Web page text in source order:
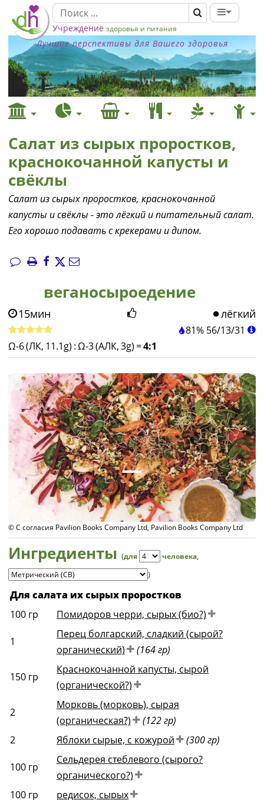
Учреждение здоровья и питания
Лучшие перспективы для Вашего здоровья
Салат из сырых проростков,
краснокочанной капусты и
свёклы
Салат из сырых проростков, краснокочанной
капусты и свёклы - это лёгкий и питательный салат.
Его хорошо подавать с крекерами и дипом.
веганосыроедение
15мин лёгкий
81% 56/13/31
Ω-6 (ЛК, 11.1g) :Ω-3 (АЛК, 3g) =4:1
© С согласия Pavilion Books Company Ltd, Pavilion Books Company Ltd
Ингредиенты (для человека,
)
Для салата их сырых проростков
100 гр Помидоров черри, сырых (био?)
1
Перец болгарский, сладкий (сырой?
органический)
(164 гр)
150 гр
Краснокочанной капусты, сырой
(органической?)
2
Морковь (морковь), сырая
(органическая?)
(122 гр)
2
Яблоки сырые, с кожурой (300 гр)
100 гр
Сельдерея стеблевого (сырого?
органического?)
100 гр
редисок, сырых